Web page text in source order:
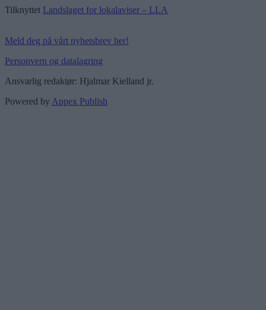
Tilknyttet Landslaget for lokalaviser – LLA
Meld deg på vårt nyhetsbrev her!
Personvern og datalagring
Ansvarlig redaktør: Hjalmar Kielland jr.
Powered by Appex Publish